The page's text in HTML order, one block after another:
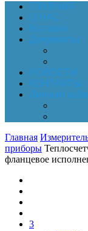
ГЛАВНАЯ
О НАС
Магазин
Документы
НОВОСТИ
КОНТАКТЫ
Личный
Главная
приборы
фланцевое
3